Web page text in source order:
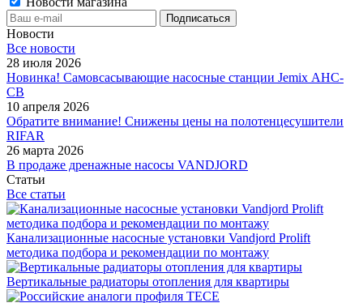
Новости
Все новости
28 июля 2026
Новинка! Самовсасывающие насосные станции Jemix АНС-
СВ
10 апреля 2026
Обратите внимание! Снижены цены на полотенцесушители
RIFAR
26 марта 2026
В продаже дренажные насосы VANDJORD
Статьи
Все статьи
Канализационные насосные установки Vandjord Prolift
методика подбора и рекомендации по монтажу
Вертикальные радиаторы отопления для квартиры